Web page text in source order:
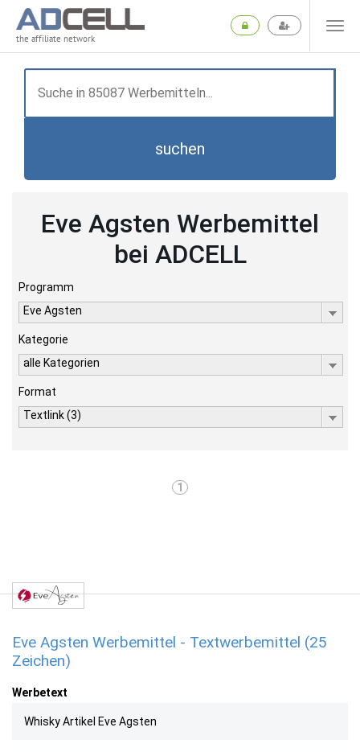
the affiliate network
suchen
Eve Agsten Werbemittel
bei ADCELL
Programm
Eve Agsten
Kategorie
alle Kategorien
Format
Textlink (3)
1
Eve Agsten Werbemittel - Textwerbemittel (25
Zeichen)
Werbetext
Whisky Artikel Eve Agsten